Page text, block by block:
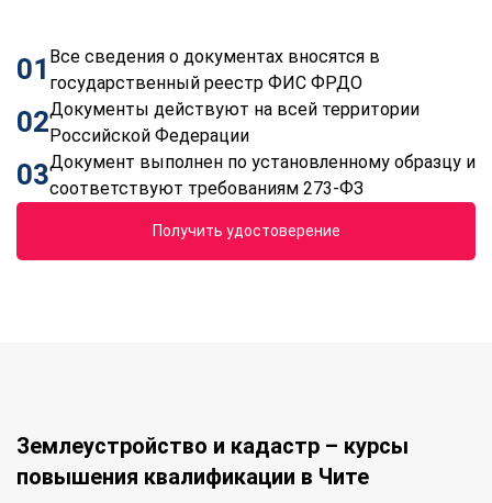
01 Все сведения о документах вносятся в
государственный реестр ФИС ФРДО
02Документы действуют на всей территории
Российской Федерации
03Документ выполнен по установленному образцу и
соответствуют требованиям 273-ФЗ
Получить удостоверение
Землеустройство и кадастр – курсы
повышения квалификации в Чите